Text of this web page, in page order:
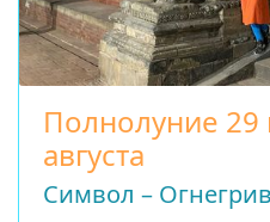
Полнолуние 29
августа
Символ –